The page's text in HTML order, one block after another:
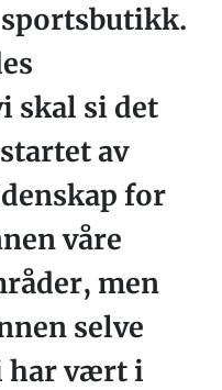
skal si det
av
for
våre
men
selve
har vært i